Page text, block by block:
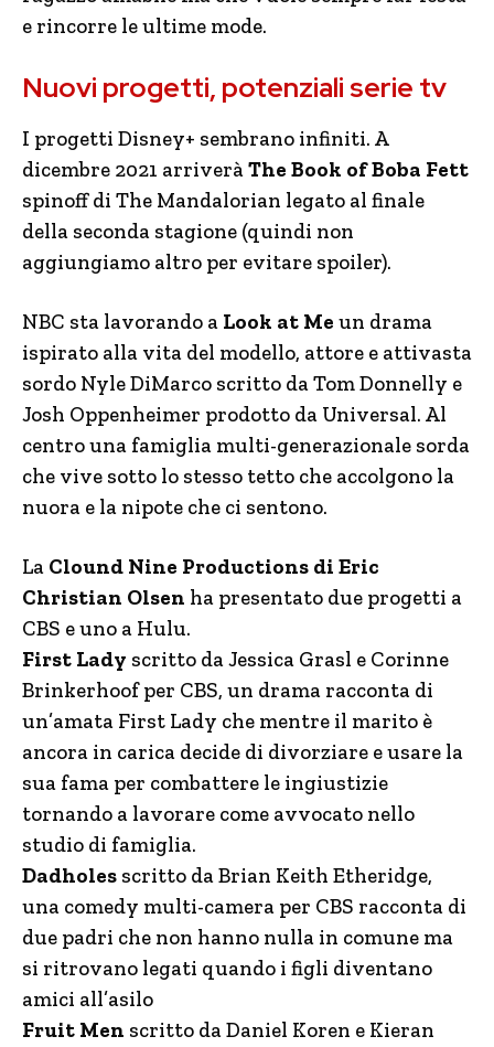
e rincorre le ultime mode.
Nuovi progetti, potenziali serie tv
I progetti Disney+ sembrano infiniti. A
dicembre 2021 arriveràThe Book of Boba Fett
spinoff di The Mandalorian legato al finale
della seconda stagione (quindi non
aggiungiamo altro per evitare spoiler).
NBC sta lavorando a Look at Me un drama
ispirato alla vita del modello, attore e attivasta
sordo Nyle DiMarco scritto da Tom Donnelly e
Josh Oppenheimer prodotto da Universal. Al
centro una famiglia multi-generazionale sorda
che vive sotto lo stesso tetto che accolgono la
nuora e la nipote che ci sentono.
La Clound Nine Productions di Eric
Christian Olsen ha presentato due progetti a
CBS e uno a Hulu.
First Lady scritto da Jessica Grasl e Corinne
Brinkerhoof per CBS, un drama racconta di
un’amata First Lady che mentre il marito è
ancora in carica decide di divorziare e usare la
sua fama per combattere le ingiustizie
tornando a lavorare come avvocato nello
studio di famiglia.
Dadholes scritto da Brian Keith Etheridge,
una comedy multi-camera per CBS racconta di
due padri che non hanno nulla in comune ma
si ritrovano legati quando i figli diventano
amici all’asilo
Fruit Men scritto da Daniel Koren e Kieran